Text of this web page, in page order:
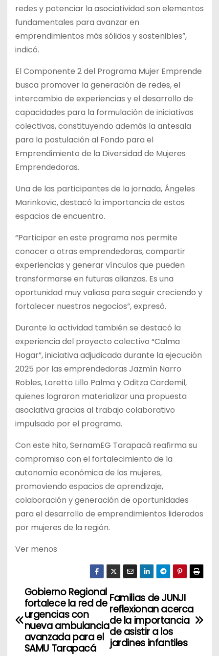
redes y potenciar la asociatividad son elementos
fundamentales para avanzar en
emprendimientos más sólidos y sostenibles”,
indicó.
El Componente 2 del Programa Mujer Emprende
busca promover la generación de redes, el
intercambio de experiencias y el desarrollo de
capacidades para la formulación de iniciativas
colectivas, constituyendo además la antesala
para la postulación al Fondo para el
Emprendimiento de la Diversidad de Mujeres
Emprendedoras.
Una de las participantes de la jornada, Ángeles
Marinkovic, destacó la importancia de estos
espacios de encuentro.
“Participar en este programa nos permite
conocer a otras emprendedoras, compartir
experiencias y generar vínculos que pueden
transformarse en futuras alianzas. Es una
oportunidad muy valiosa para seguir creciendo y
fortalecer nuestros negocios”, expresó.
Durante la actividad también se destacó la
experiencia del proyecto colectivo “Calma
Hogar”, iniciativa adjudicada durante la ejecución
2025 por las emprendedoras Jazmín Narro
Robles, Loretto Lillo Palma y Oditza Cardemil,
quienes lograron materializar una propuesta
asociativa gracias al trabajo colaborativo
impulsado por el programa.
Con este hito, SernamEG Tarapacá reafirma su
compromiso con el fortalecimiento de la
autonomía económica de las mujeres,
promoviendo espacios de aprendizaje,
colaboración y generación de oportunidades
para el desarrollo de emprendimientos liderados
por mujeres de la región.
Ver menos
N
a
Familias de JUNJI
reflexionan acerca
de la importancia
de asistir a los
jardines infantiles
Gobierno Regional
fortalece la red de
urgencias con
nueva ambulancia
avanzada para el
SAMU Tarapacá